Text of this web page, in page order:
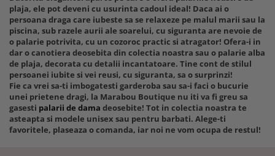
plaja, ele pot deveni cu usurinta cadoul ideal! Daca ai o
persoana draga care iubeste sa se relaxeze pe malul marii sau la
piscina, sub razele aurii ale soarelui, cu siguranta are nevoie de
o palarie potrivita, cu un cozoroc practic si atragator! Ofera-i in
dar o canotiera deosebita din colectia noastra sau o palarie alba
de plaja, decorata cu detalii incantatoare. Tine cont de stilul
persoanei iubite si vei reusi, cu siguranta, sa o surprinzi!
Fie ca vrei sa-ti imbogatesti garderoba sau sa-i faci o bucurie
unei prietene dragi, la Marabou Boutique nu iti va fi greu sa
gasesti palarii de dama deosebite! Tot in colectia noastra te
asteapta si modele unisex sau pentru barbati. Alege-ti
favoritele, plaseaza o comanda, iar noi ne vom ocupa de restul!